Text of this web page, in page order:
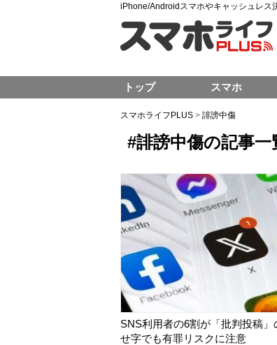
iPhone/Androidスマホやキャッシュレス
スマホライフPLUS > 誹謗中傷
#誹謗中傷の記事一
SNS利用者の6割が「批判投稿」
せ字でも有罪リスクに注意
トップ スマホ